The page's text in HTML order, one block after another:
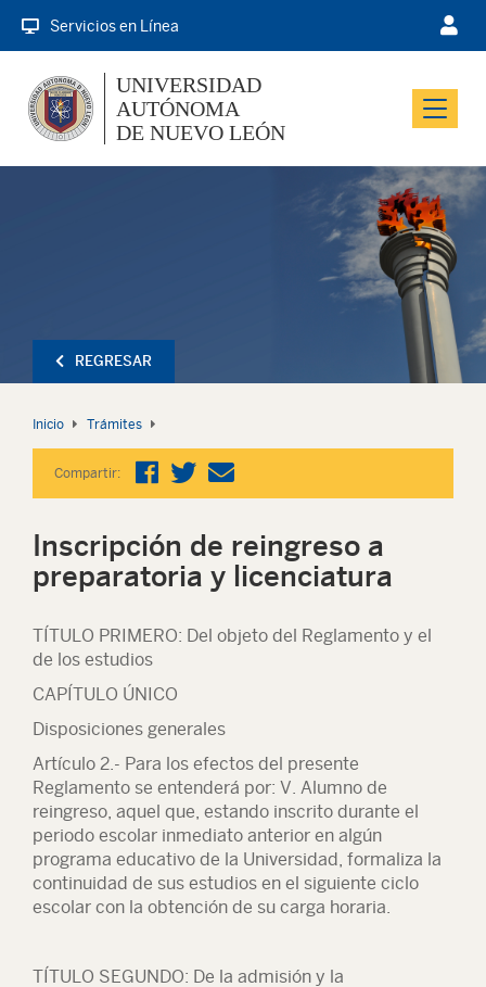
Servicios en Línea
Menu
UNIVERSIDAD
AUTÓNOMA
DE NUEVO LEÓN
REGRESAR
Inicio Trámites
Compartir:
Inscripción de reingreso a
preparatoria y licenciatura
TÍTULO PRIMERO: Del objeto del Reglamento y el
de los estudios
CAPÍTULO ÚNICO
Disposiciones generales
Artículo 2.- Para los efectos del presente
Reglamento se entenderá por: V. Alumno de
reingreso, aquel que, estando inscrito durante el
periodo escolar inmediato anterior en algún
programa educativo de la Universidad, formaliza la
continuidad de sus estudios en el siguiente ciclo
escolar con la obtención de su carga horaria.
TÍTULO SEGUNDO: De la admisión y la